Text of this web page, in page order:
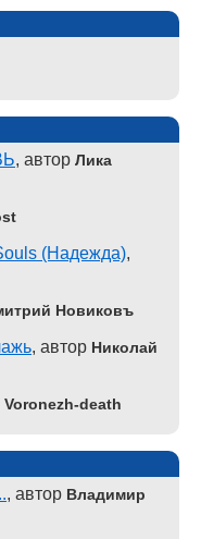
, автор Лика
(Надежда),
Новиковъ
, автор Николай
Voronezh-death
, автор Владимир